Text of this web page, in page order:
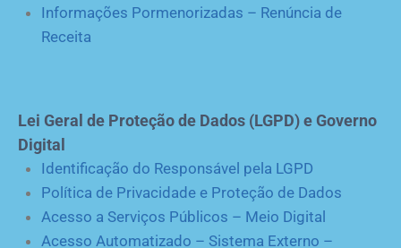
Informações Pormenorizadas – Renúncia de
Receita
Lei Geral de Proteção de Dados (LGPD) e Governo
Digital
Identificação do Responsável pela LGPD
Política de Privacidade e Proteção de Dados
Acesso a Serviços Públicos – Meio Digital
Acesso Automatizado – Sistema Externo –